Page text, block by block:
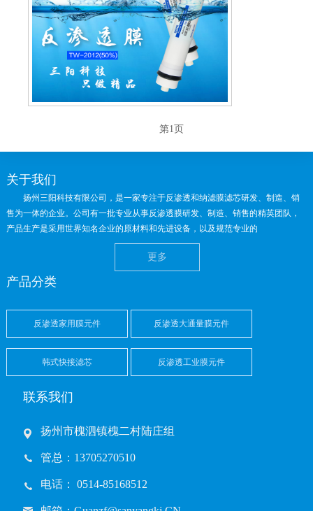
第1页
关于我们
扬州三阳科技有限公司，是一家专注于反渗透和纳滤膜滤芯研发、制造、销
售为一体的企业。公司有一批专业从事反渗透膜研发、制造、销售的精英团队，
产品生产是采用世界知名企业的原材料和先进设备，以及规范专业的
更多
产品分类
反渗透家用膜元件 反渗透大通量膜元件
韩式快接滤芯 反渗透工业膜元件
联系我们
扬州市槐泗镇槐二村陆庄组
管总：13705270510
电话： 0514-85168512